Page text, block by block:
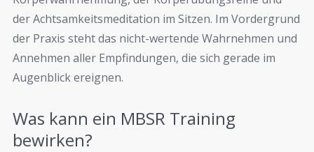
der Achtsamkeitsmeditation im Sitzen. Im Vordergrund
der Praxis steht das nicht-wertende Wahrnehmen und
Annehmen aller Empfindungen, die sich gerade im
Augenblick ereignen.
Was kann ein MBSR Training
bewirken?